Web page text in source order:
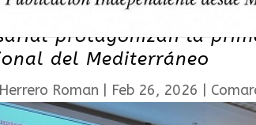
oportunidad y las
protagonizan la
del Mediterráneo
Roman Feb 26, 2026